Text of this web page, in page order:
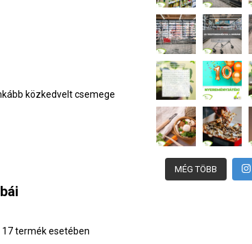
közkedvelt csemege
termék esetében
MÉG TÖBB